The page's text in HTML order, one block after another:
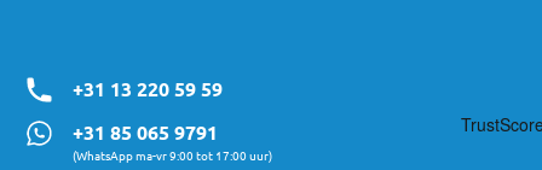
+31 13 220 59 59
+31 85 065 9791
(WhatsApp ma-vr 9:00 tot 17:00 uur)